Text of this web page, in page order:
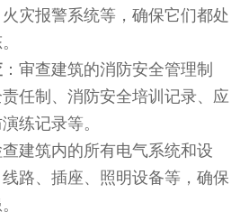
灾报警系统等，确保它们都处
：审查建筑的消防安全管理制
任制、消防安全培训记录、应
练记录等。
查建筑内的所有电气系统和设
路、插座、照明设备等，确保